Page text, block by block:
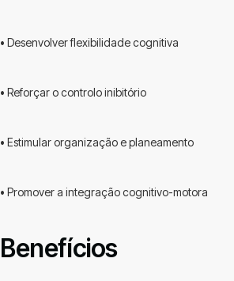
• Desenvolver flexibilidade cognitiva
• Reforçar o controlo inibitório
• Estimular organização e planeamento
• Promover a integração cognitivo-motora
Benefícios